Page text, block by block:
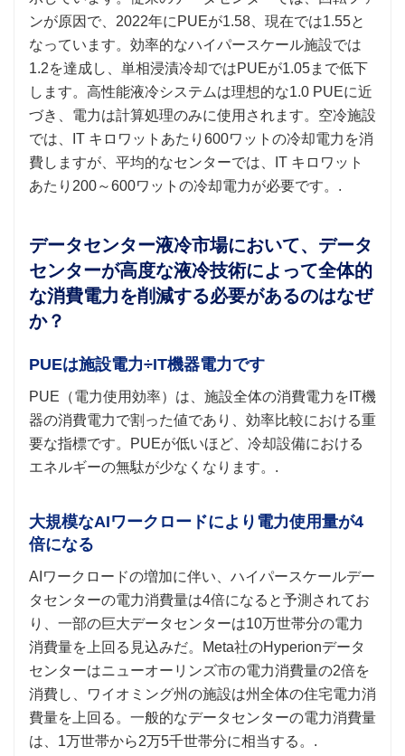
ンが原因で、2022年にPUEが1.58、現在では1.55と
なっています。効率的なハイパースケール施設では
1.2を達成し、単相浸漬冷却ではPUEが1.05まで低下
します。高性能液冷システムは理想的な1.0 PUEに近
づき、電力は計算処理のみに使用されます。空冷施設
では、IT キロワットあたり600ワットの冷却電力を消
費しますが、平均的なセンターでは、IT キロワット
あたり200～600ワットの冷却電力が必要です。.
データセンター液冷市場において、データ
センターが高度な液冷技術によって全体的
な消費電力を削減する必要があるのはなぜ
か？
PUEは施設電力÷IT機器電力です
PUE（電力使用効率）は、施設全体の消費電力をIT機
器の消費電力で割った値であり、効率比較における重
要な指標です。PUEが低いほど、冷却設備における
エネルギーの無駄が少なくなります。.
大規模なAIワークロードにより電力使用量が4
倍になる
AIワークロードの増加に伴い、ハイパースケールデー
タセンターの電力消費量は4倍になると予測されてお
り、一部の巨大データセンターは10万世帯分の電力
消費量を上回る見込みだ。Meta社のHyperionデータ
センターはニューオーリンズ市の電力消費量の2倍を
消費し、ワイオミング州の施設は州全体の住宅電力消
費量を上回る。一般的なデータセンターの電力消費量
は、1万世帯から2万5千世帯分に相当する。.